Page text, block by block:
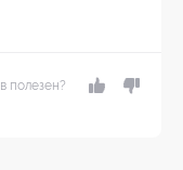
полезен?